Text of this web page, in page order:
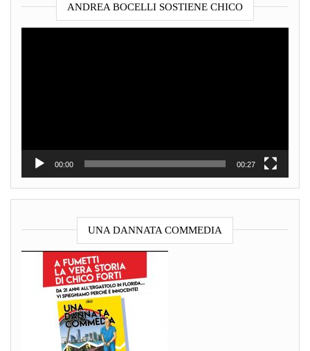
ANDREA BOCELLI SOSTIENE CHICO
00:00 00:27
UNA DANNATA COMMEDIA